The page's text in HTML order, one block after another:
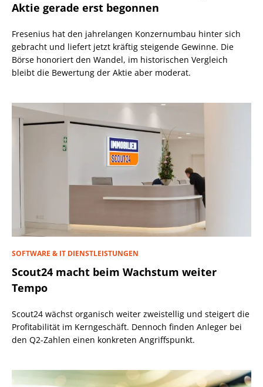
Aktie gerade erst begonnen
Fresenius hat den jahrelangen Konzernumbau hinter sich
gebracht und liefert jetzt kräftig steigende Gewinne. Die
Börse honoriert den Wandel, im historischen Vergleich
bleibt die Bewertung der Aktie aber moderat.
SOFTWARE & IT DIENSTLEISTUNGEN
Scout24 macht beim Wachstum weiter
Tempo
Scout24 wächst organisch weiter zweistellig und steigert die
Profitabilität im Kerngeschäft. Dennoch finden Anleger bei
den Q2-Zahlen einen konkreten Angriffspunkt.